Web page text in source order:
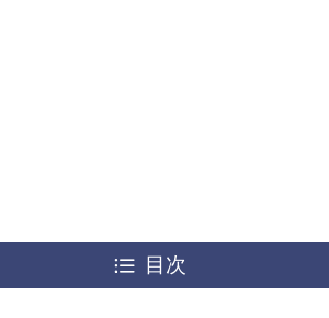
目次